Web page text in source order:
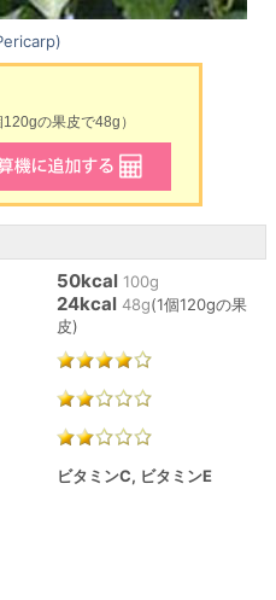
の果皮で48g）
50kcal 100g
24kcal 48g(1個120gの果
皮)
ビタミンC, ビタミンE